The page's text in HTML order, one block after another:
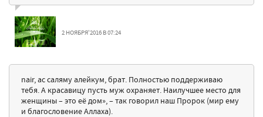
2 НОЯБРЯ'2016 В 07:24
nair, ас саляму алейкум, брат. Полностью поддерживаю
тебя. А красавицу пусть муж охраняет. Наилучшее место для
женщины – это её дом», – так говорил наш Пророк (мир ему
и благословение Аллаха).